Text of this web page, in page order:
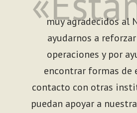
muy agradecidos al
ayudarnos a
operaciones y por
encontrar formas de
contacto con otras
puedan apoyar a